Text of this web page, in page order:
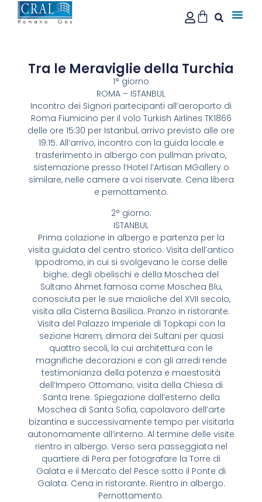
Tra le Meraviglie della Turchia
1° giorno
ROMA – ISTANBUL
Incontro dei Signori partecipanti all’aeroporto di
Roma Fiumicino per il volo Turkish Airlines TK1866
delle ore 15:30 per Istanbul, arrivo previsto alle ore
19:15. All’arrivo, incontro con la guida locale e
trasferimento in albergo con pullman privato,
sistemazione presso l’Hotel l’Artisan MGallery o
similare, nelle camere a voi riservate. Cena libera
e pernottamento.
2° giorno:
ISTANBUL
Prima colazione in albergo e partenza per la
visita guidata del centro storico. Visita dell’antico
Ippodromo, in cui si svolgevano le corse delle
bighe; degli obelischi e della Moschea del
Sultano Ahmet famosa come Moschea Blu,
conosciuta per le sue maioliche del XVII secolo,
visita alla Cisterna Basilica. Pranzo in ristorante.
Visita del Palazzo Imperiale di Topkapi con la
sezione Harem, dimora dei Sultani per quasi
quattro secoli, la cui architettura con le
magnifiche decorazioni e con gli arredi rende
testimonianza della potenza e maestosità
dell’Impero Ottomano; visita della Chiesa di
Santa Irene. Spiegazione dall’esterno della
Moschea di Santa Sofia, capolavoro dell’arte
bizantina e successivamente tempo per visitarla
autonomamente all’interno. Al termine delle visite
rientro in albergo. Verso sera passeggiata nel
quartiere di Pera per fotografare la Torre di
Galata e il Mercato del Pesce sotto il Ponte di
Galata. Cena in ristorante. Rientro in albergo.
Pernottamento.